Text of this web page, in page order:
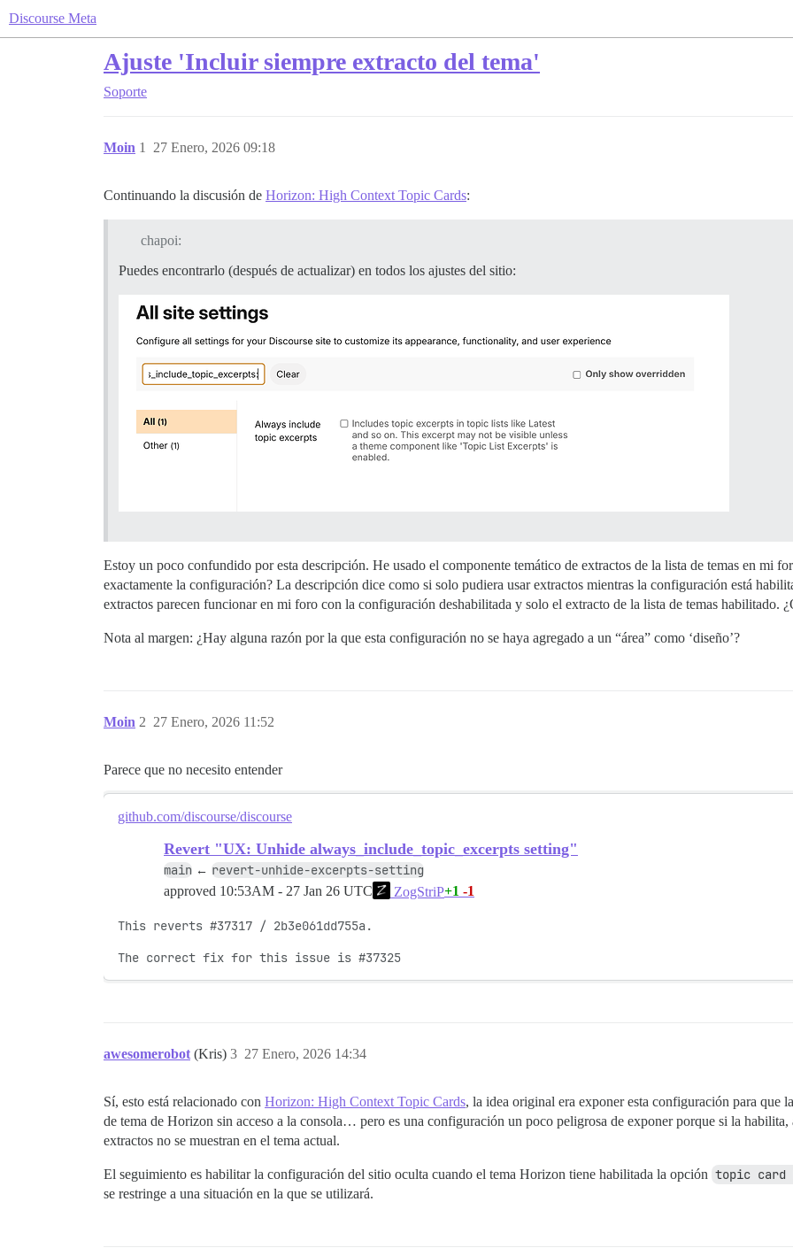
Discourse Meta
Ajuste 'Incluir siempre extracto del tema'
Soporte
Moin 27 Enero, 2026 09:18
1
Continuando la discusión de Horizon: High Context Topic Cards:
chapoi:
Puedes encontrarlo (después de actualizar) en todos los ajustes del sitio:
Estoy un poco confundido por esta descripción. He usado el componente temático de extractos de la lista de temas en mi
exactamente la configuración? La descripción dice como si solo pudiera usar extractos mientras la configuración está
extractos parecen funcionar en mi foro con la configuración deshabilitada y solo el extracto de la lista de temas habilitado.
Nota al margen: ¿Hay alguna razón por la que esta configuración no se haya agregado a un “área” como ‘diseño’?
Moin 27 Enero, 2026 11:52
2
Parece que no necesito entender
github.com/discourse/discourse
Revert "UX: Unhide always_include_topic_excerpts setting"
main ← revert-unhide-excerpts-setting
approved 10:53AM - 27 Jan 26 UTC ZogStriP+1 -1
This reverts #37317 / 2b3e061dd755a.
The correct fix for this issue is #37325
awesomerobot (Kris) 27 Enero, 2026 14:34
3
Sí, esto está relacionado con Horizon: High Context Topic Cards, la idea original era exponer esta configuración para que
de tema de Horizon sin acceso a la consola… pero es una configuración un poco peligrosa de exponer porque si la habilita,
extractos no se muestran en el tema actual.
El seguimiento es habilitar la configuración del sitio oculta cuando el tema Horizon tiene habilitada la opción topic card
se restringe a una situación en la que se utilizará.